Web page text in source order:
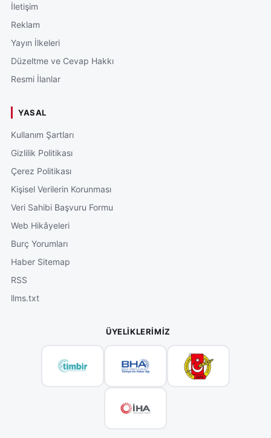
İletişim
Reklam
Yayın İlkeleri
Düzeltme ve Cevap Hakkı
Resmi İlanlar
YASAL
Kullanım Şartları
Gizlilik Politikası
Çerez Politikası
Kişisel Verilerin Korunması
Veri Sahibi Başvuru Formu
Web Hikâyeleri
Burç Yorumları
Haber Sitemap
RSS
llms.txt
ÜYELIKLERIMIZ